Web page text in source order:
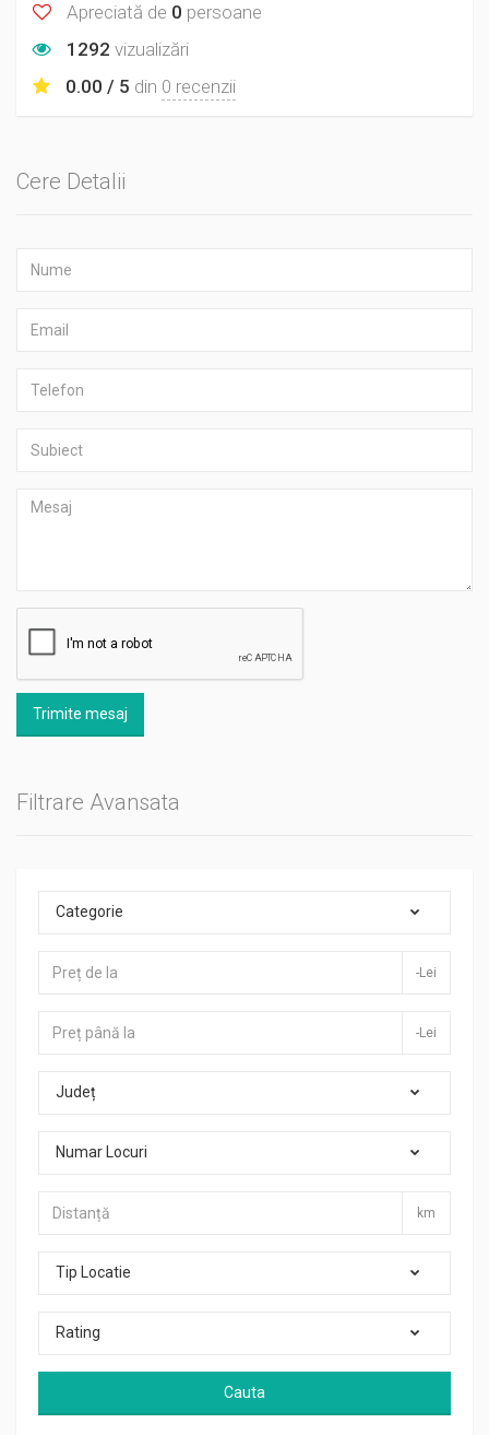
Apreciată de 0 persoane
1292 vizualizări
0.00 / 5 din 0 recenzii
Cere Detalii
Trimite mesaj
Filtrare Avansata
Categorie
-Lei
-Lei
Județ
Numar Locuri
km
Tip Locatie
Rating
Cauta